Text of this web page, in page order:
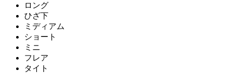
ロング
ひざ下
ミディアム
ショート
ミニ
フレア
タイト